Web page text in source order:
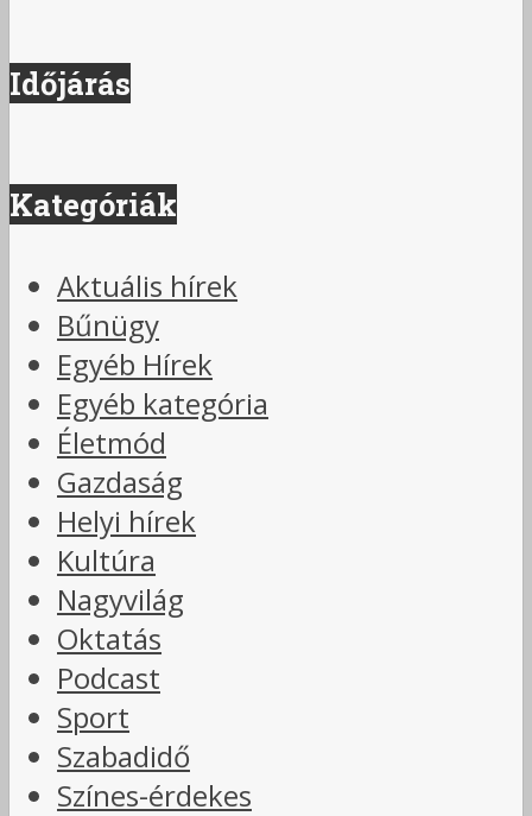
Időjárás
Kategóriák
Aktuális hírek
Bűnügy
Egyéb Hírek
Egyéb kategória
Életmód
Gazdaság
Helyi hírek
Kultúra
Nagyvilág
Oktatás
Podcast
Sport
Szabadidő
Színes-érdekes